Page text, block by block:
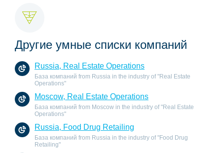
Другие умные списки компаний
Russia, Real Estate Operations
База компаний from Russia in the industry of "Real Estate
Operations"
Moscow, Real Estate Operations
База компаний from Moscow in the industry of "Real Estate
Operations"
Russia, Food Drug Retailing
База компаний from Russia in the industry of "Food Drug
Retailing"